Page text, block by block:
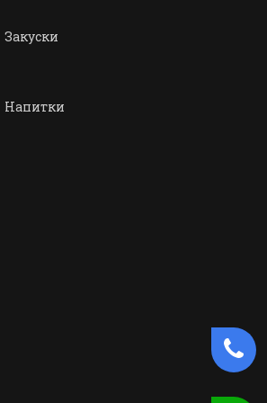
Закуски
Напитки